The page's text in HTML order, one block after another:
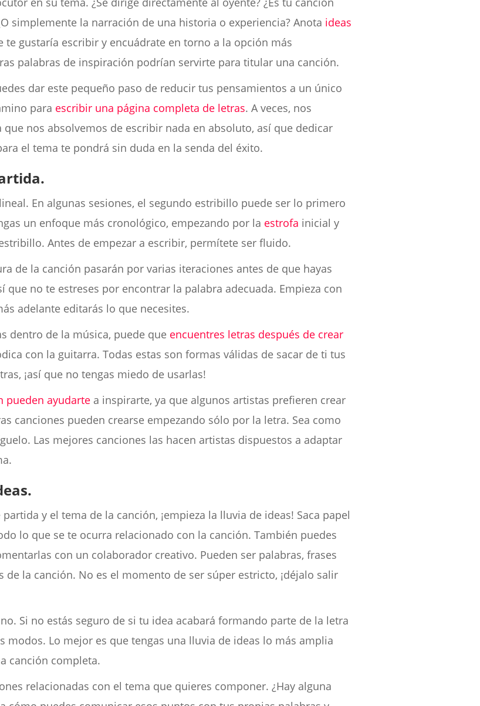
simplemente la narración de una historia o experiencia? Anota ideas
te gustaría escribir y encuádrate en torno a la opción más
palabras de inspiración podrían servirte para titular una canción.
dar este pequeño paso de reducir tus pensamientos a un único
para escribir una página completa de letras. A veces, nos
nos absolvemos de escribir nada en absoluto, así que dedicar
el tema te pondrá sin duda en la senda del éxito.
En algunas sesiones, el segundo estribillo puede ser lo primero
un enfoque más cronológico, empezando por la estrofa inicial y
Antes de empezar a escribir, permítete ser fluido.
de la canción pasarán por varias iteraciones antes de que hayas
que no te estreses por encontrar la palabra adecuada. Empieza con
adelante editarás lo que necesites.
dentro de la música, puede que encuentres letras después de crear
con la guitarra. Todas estas son formas válidas de sacar de ti tus
¡así que no tengas miedo de usarlas!
pueden ayudarte a inspirarte, ya que algunos artistas prefieren crear
canciones pueden crearse empezando sólo por la letra. Sea como
Las mejores canciones las hacen artistas dispuestos a adaptar
y el tema de la canción, ¡empieza la lluvia de ideas! Saca papel
lo que se te ocurra relacionado con la canción. También puedes
con un colaborador creativo. Pueden ser palabras, frases
la canción. No es el momento de ser súper estricto, ¡déjalo salir
Si no estás seguro de si tu idea acabará formando parte de la letra
modos. Lo mejor es que tengas una lluvia de ideas lo más amplia
canción completa.
relacionadas con el tema que quieres componer. ¿Hay alguna